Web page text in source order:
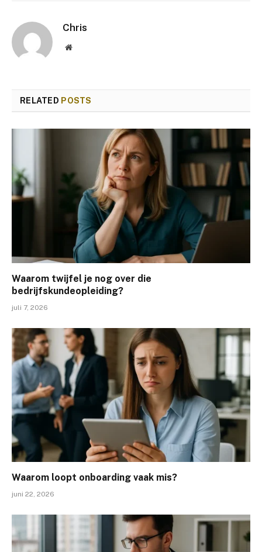
Chris
Website
RELATED POSTS
Waarom twijfel je nog over die
bedrijfskundeopleiding?
juli 7, 2026
Waarom loopt onboarding vaak mis?
juni 22, 2026